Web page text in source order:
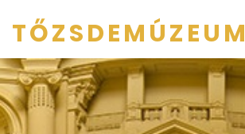
TŐZSDEMÚZEUM